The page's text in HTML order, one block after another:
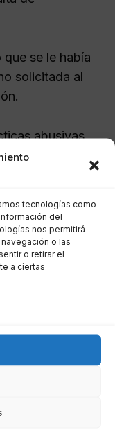
tecnologías como
del
nos permitirá
o las
o retirar el
a ciertas
se le había
solicitada al
abusivas
al
adicionales.
Incluir
explícita del
de
de